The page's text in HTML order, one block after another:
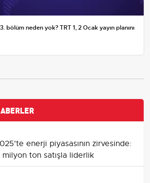
bölüm neden yok? TRT 1, 2 Ocak yayın planını
enerji piyasasının zirvesinde:
milyon ton satışla liderlik